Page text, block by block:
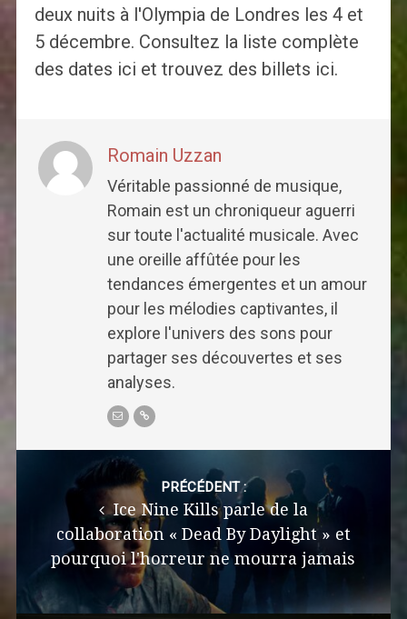
deux nuits à l'Olympia de Londres les 4 et
5 décembre. Consultez la liste complète
des dates ici et trouvez des billets ici.
Romain Uzzan
Véritable passionné de musique,
Romain est un chroniqueur aguerri
sur toute l'actualité musicale. Avec
une oreille affûtée pour les
tendances émergentes et un amour
pour les mélodies captivantes, il
explore l'univers des sons pour
partager ses découvertes et ses
analyses.
navigation
PRÉCÉDENT :
Ice Nine Kills parle de la
collaboration « Dead By Daylight » et
pourquoi l'horreur ne mourra jamais